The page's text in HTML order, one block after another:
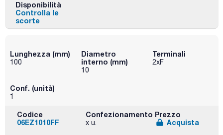
Disponibilità
Controlla le
scorte
Lunghezza (mm)
100
Diametro
interno (mm)
10
Terminali
2xF
Conf. (unità)
1
Codice
06EZ1010FF
Confezionamento
x u.
Prezzo
Acquista